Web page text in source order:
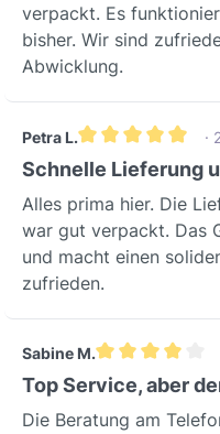
verpackt. Es
bisher. Wir sind
Abwicklung.
Petra L.
Durchschnittliche
·
Schnelle Lieferung
Alles prima hier. Die
war gut verpackt. Das
und macht einen
zufrieden.
Sabine M.
Top Service, aber
Die Beratung am